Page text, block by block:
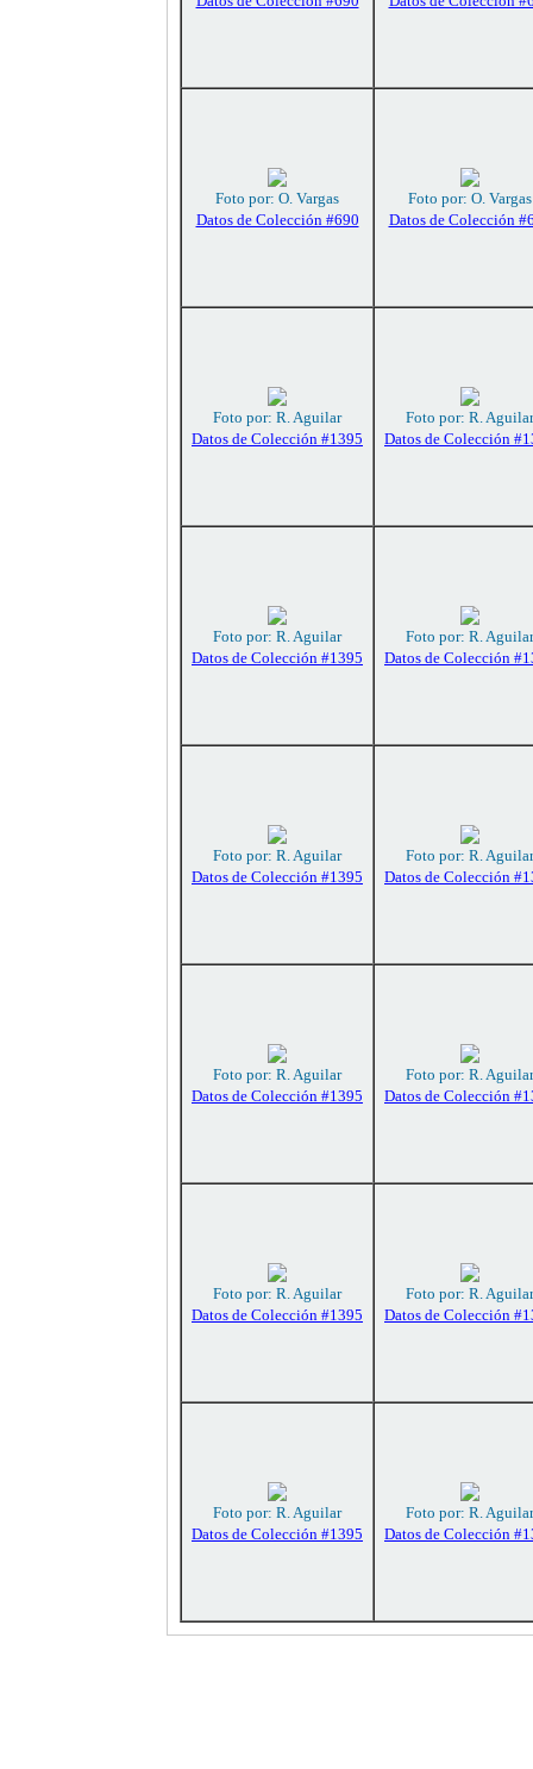
Foto por: O. Vargas
Datos de Colección #690
Foto por: O. Vargas
Datos de Colección
Foto por: R. Aguilar
Datos de Colección #1395
Foto por: R. Aguilar
Datos de Colección
Foto por: R. Aguilar
Datos de Colección #1395
Foto por: R. Aguilar
Datos de Colección
Foto por: R. Aguilar
Datos de Colección #1395
Foto por: R. Aguilar
Datos de Colección
Foto por: R. Aguilar
Datos de Colección #1395
Foto por: R. Aguilar
Datos de Colección
Foto por: R. Aguilar
Datos de Colección #1395
Foto por: R. Aguilar
Datos de Colección
Foto por: R. Aguilar
Datos de Colección #1395
Foto por: R. Aguilar
Datos de Colección